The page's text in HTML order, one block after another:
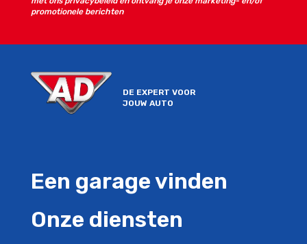
DE EXPERT VOOR
JOUW AUTO
Een garage vinden
Onze diensten
promotionele berichten